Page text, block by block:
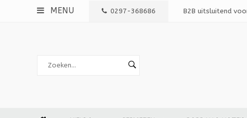
MENU 0297-368686 B2B uitsluitend